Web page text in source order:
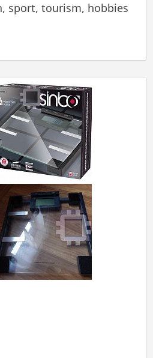
sport, tourism, hobbies